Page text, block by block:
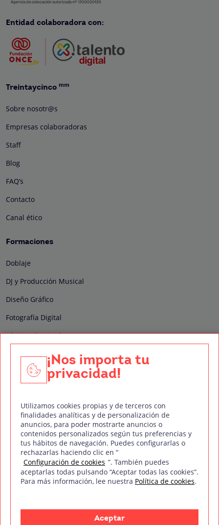
Entidad colaboradora con:
Treintaycinco mm
Sobre nosotr@s
Empresas colaboradoras
Staff
Blog
FAQ’s
Contacto
Canal ético
Formaciones
Doblaje
DJ y Producción Musical
Diseño Gráfico
Fotografía Digital
Técnico de Sonido
Edición y Postproducción de Vídeo
Nuestros sellos de calidad
Síguenos en Redes Sociales
mm 2026
Política de privacidad Política de cookies
Aviso legal
¡Nos importa tu
privacidad!
Utilizamos cookies propias y de terceros con
finalidades analíticas y de personalización de
anuncios, para poder mostrarte anuncios o
contenidos personalizados según tus preferencias y
tus hábitos de navegación. Puedes configurarlas o
rechazarlas haciendo clic en “
Configuración de cookies ”. También puedes
aceptarlas todas pulsando “Aceptar todas las cookies”.
Para más información, lee nuestra Política de cookies.
Aceptar